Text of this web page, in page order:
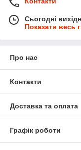
Сьогодні
Показати весь
Про нас
Контакти
Доставка та оплата
Графік роботи